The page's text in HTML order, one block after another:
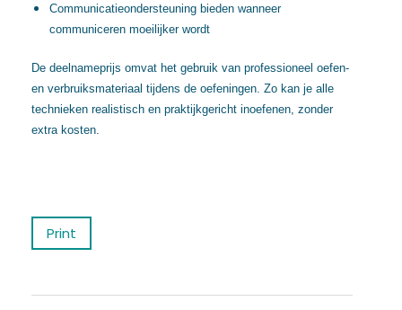
Communicatieondersteuning bieden wanneer
communiceren moeilijker wordt
De deelnameprijs omvat het gebruik van professioneel oefen-
en verbruiksmateriaal tijdens de oefeningen. Zo kan je alle
technieken realistisch en praktijkgericht inoefenen, zonder
extra kosten.
Print